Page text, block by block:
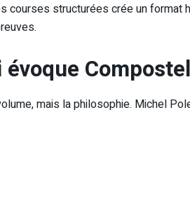
courses structurées crée un format
mais la philosophie. Michel